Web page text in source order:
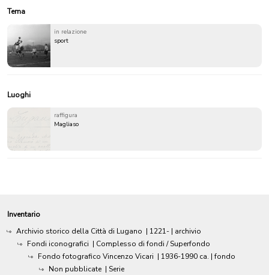
Tema
in relazione
sport
Luoghi
raffigura
Magliaso
Inventario
Archivio storico della Città di Lugano | 1221- | archivio
Fondi iconografici | Complesso di fondi / Superfondo
Fondo fotografico Vincenzo Vicari | 1936-1990 ca. | fondo
Non pubblicate | Serie